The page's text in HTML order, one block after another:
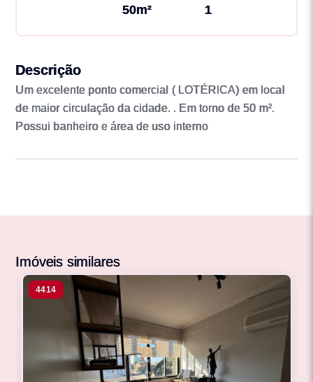
50m² 1
Descrição
Um excelente ponto comercial ( LOTÉRICA) em local
de maior circulação da cidade. . Em torno de 50 m².
Possui banheiro e área de uso interno
Imóveis similares
4414